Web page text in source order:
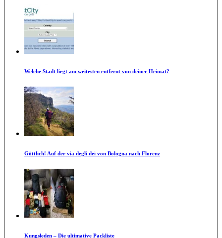
Welche Stadt liegt am weitesten entfernt von deiner Heimat?
Göttlich! Auf der via degli dei von Bologna nach Florenz
Kungsleden – Die ultimative Packliste